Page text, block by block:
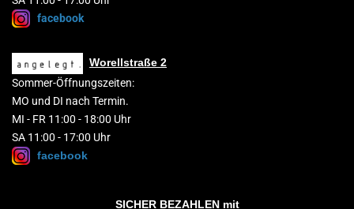
facebook
Worellstraße 2
Sommer-Öffnungszeiten:
MO und DI nach Termin.
MI - FR 11:00 - 18:00 Uhr
SA 11:00 - 17:00 Uhr
facebook
SICHER BEZAHLENmit